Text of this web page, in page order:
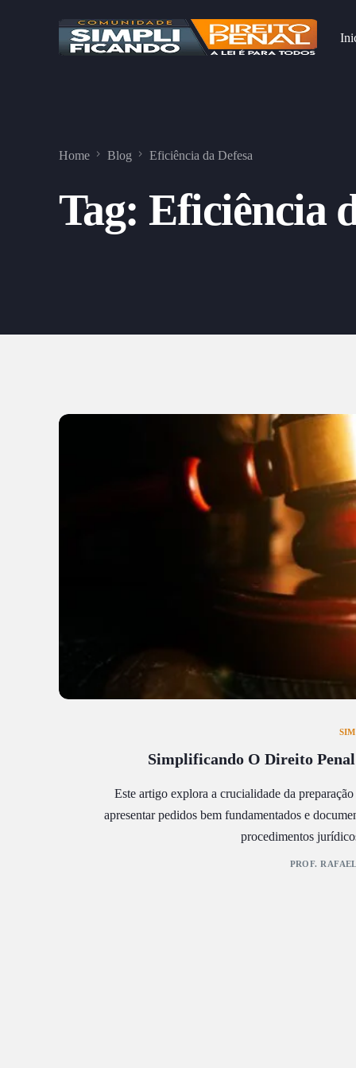
Home Blog Eficiência da Defesa
Tag: Eficiência
Simplificando O Direito
Este artigo explora a crucialidade da
apresentar pedidos bem fundamentados e
procedimentos
PROF.